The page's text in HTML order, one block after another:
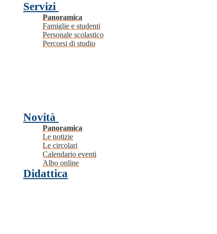
Servizi
Panoramica
Famiglie e studenti
Personale scolastico
Percorsi di studio
Novità
Panoramica
Le notizie
Le circolari
Calendario eventi
Albo online
Didattica